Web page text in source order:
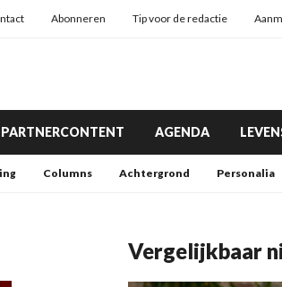
Abonneren Tip voor de redactie
PARTNERCONTENT AGENDA
Columns Achtergrond Personalia
Vergelijkbaar